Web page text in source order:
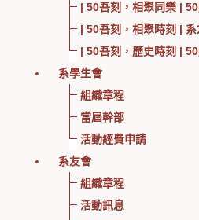
| 50吾刻，相聚同樂 |
| 50吾刻，相聚時刻 |
| 50吾刻，歷史時刻 |
系學生會
組織章程
當屆幹部
活動經費申請
系友會
組織章程
活動訊息